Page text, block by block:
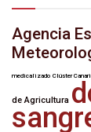
Agencia
medicalizado Clúster
de Agricultura